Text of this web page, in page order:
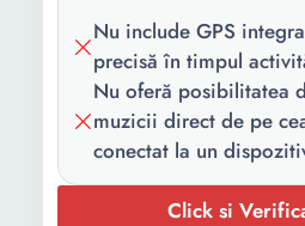
pachet:
Incarcare
Brand
compatibil:
Universal
Display:
Digital
AMOLED
Nu include GPS
precisă în timpul
Nu oferă posibilitatea
muzicii direct de pe
conectat la un
Click si